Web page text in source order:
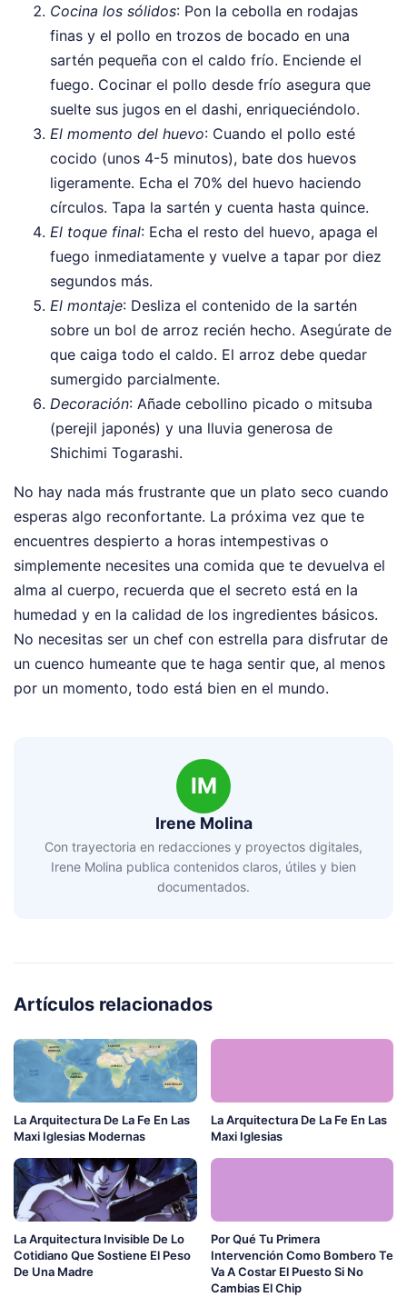
Cocina los sólidos: Pon la cebolla en rodajas
finas y el pollo en trozos de bocado en una
sartén pequeña con el caldo frío. Enciende el
fuego. Cocinar el pollo desde frío asegura que
suelte sus jugos en el dashi, enriqueciéndolo.
El momento del huevo: Cuando el pollo esté
cocido (unos 4-5 minutos), bate dos huevos
ligeramente. Echa el 70% del huevo haciendo
círculos. Tapa la sartén y cuenta hasta quince.
El toque final: Echa el resto del huevo, apaga el
fuego inmediatamente y vuelve a tapar por diez
segundos más.
El montaje: Desliza el contenido de la sartén
sobre un bol de arroz recién hecho. Asegúrate de
que caiga todo el caldo. El arroz debe quedar
sumergido parcialmente.
Decoración: Añade cebollino picado o mitsuba
(perejil japonés) y una lluvia generosa de
Shichimi Togarashi.
No hay nada más frustrante que un plato seco cuando
esperas algo reconfortante. La próxima vez que te
encuentres despierto a horas intempestivas o
simplemente necesites una comida que te devuelva el
alma al cuerpo, recuerda que el secreto está en la
humedad y en la calidad de los ingredientes básicos.
No necesitas ser un chef con estrella para disfrutar de
un cuenco humeante que te haga sentir que, al menos
por un momento, todo está bien en el mundo.
IM
Irene Molina
Con trayectoria en redacciones y proyectos digitales,
Irene Molina publica contenidos claros, útiles y bien
documentados.
Artículos relacionados
La Arquitectura De La Fe En Las
Maxi Iglesias Modernas
La Arquitectura De La Fe En Las
Maxi Iglesias
La Arquitectura Invisible De Lo
Cotidiano Que Sostiene El Peso
De Una Madre
Por Qué Tu Primera
Intervención Como Bombero Te
Va A Costar El Puesto Si No
Cambias El Chip